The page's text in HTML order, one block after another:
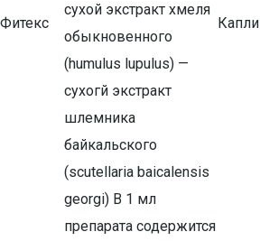
Фитекс
сухой экстракт хмеля
обыкновенного
(humulus lupulus) —
сухогй экстракт
шлемника
байкальского
(scutellaria baicalensis
georgi) В 1 мл
препарата содержится
Капли